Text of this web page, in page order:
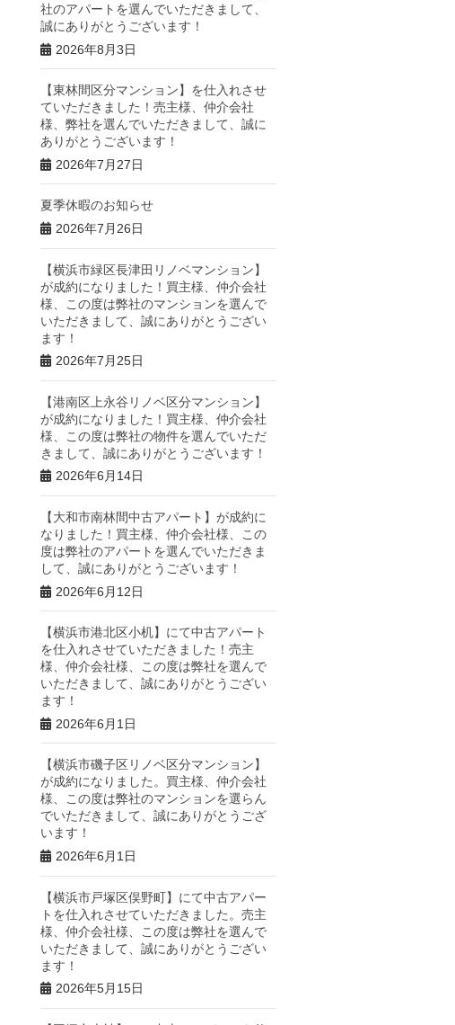
社のアパートを選んでいただきまして、
誠にありがとうございます！
2026年8月3日
【東林間区分マンション】を仕入れさせ
ていただきました！売主様、仲介会社
様、弊社を選んでいただきまして、誠に
ありがとうございます！
2026年7月27日
夏季休暇のお知らせ
2026年7月26日
【横浜市緑区長津田リノベマンション】
が成約になりました！買主様、仲介会社
様、この度は弊社のマンションを選んで
いただきまして、誠にありがとうござい
ます！
2026年7月25日
【港南区上永谷リノベ区分マンション】
が成約になりました！買主様、仲介会社
様、この度は弊社の物件を選んでいただ
きまして、誠にありがとうございます！
2026年6月14日
【大和市南林間中古アパート】が成約に
なりました！買主様、仲介会社様、この
度は弊社のアパートを選んでいただきま
して、誠にありがとうございます！
2026年6月12日
【横浜市港北区小机】にて中古アパート
を仕入れさせていただきました！売主
様、仲介会社様、この度は弊社を選んで
いただきまして、誠にありがとうござい
ます！
2026年6月1日
【横浜市磯子区リノベ区分マンション】
が成約になりました。買主様、仲介会社
様、この度は弊社のマンションを選らん
でいただきまして、誠にありがとうござ
います！
2026年6月1日
【横浜市戸塚区俣野町】にて中古アパー
トを仕入れさせていただきました。売主
様、仲介会社様、この度は弊社を選んで
いただきまして、誠にありがとうござい
ます！
2026年5月15日